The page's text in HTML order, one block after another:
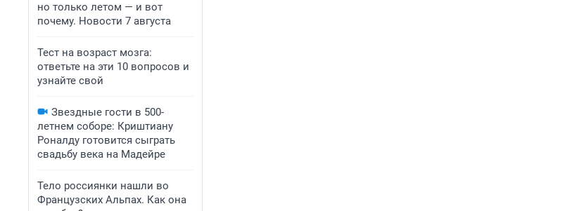
но только летом — и вот
почему. Новости 7 августа
Тест на возраст мозга:
ответьте на эти 10 вопросов и
узнайте свой
Звездные гости в 500-
летнем соборе: Криштиану
Роналду готовится сыграть
свадьбу века на Мадейре
Тело россиянки нашли во
Французских Альпах. Как она